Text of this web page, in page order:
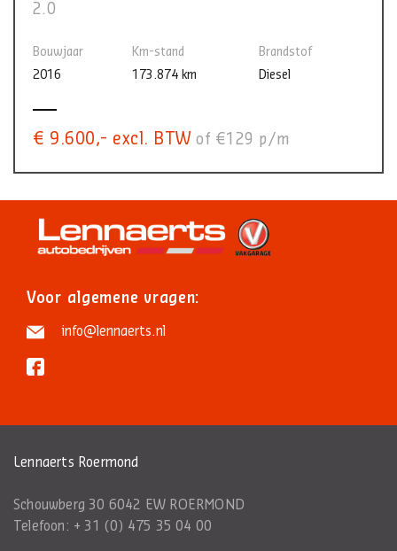
2.0
Bouwjaar
2016
Km-stand
173.874 km
Brandstof
Diesel
€ 9.600,- excl. BTW of €129 p/m
Voor algemene vragen:
info@lennaerts.nl
Lennaerts Roermond
Schouwberg 30 6042 EW ROERMOND
Telefoon: + 31 (0) 475 35 04 00